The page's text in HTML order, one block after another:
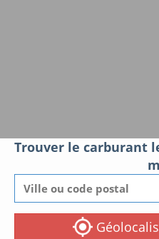
Trouver le carburant